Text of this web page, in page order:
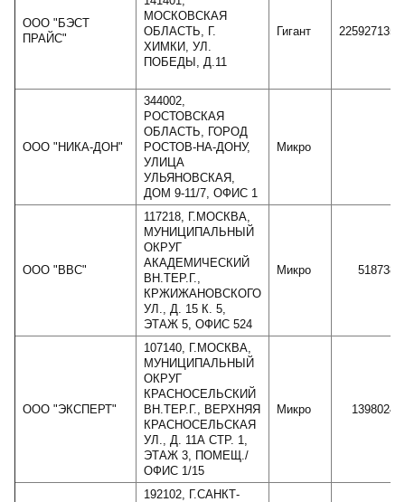
ООО "БЭСТ
ПРАЙС"
МОСКОВСКАЯ
ОБЛАСТЬ, Г.
ХИМКИ, УЛ.
ПОБЕДЫ, Д.11
Гигант 225927135
ООО "НИКА-ДОН"
344002,
РОСТОВСКАЯ
ОБЛАСТЬ, ГОРОД
РОСТОВ-НА-ДОНУ,
УЛИЦА
УЛЬЯНОВСКАЯ,
ДОМ 9-11/7, ОФИС 1
Микро
ООО "ВВС"
117218, Г.МОСКВА,
МУНИЦИПАЛЬНЫЙ
ОКРУГ
АКАДЕМИЧЕСКИЙ
ВН.ТЕР.Г.,
КРЖИЖАНОВСКОГО
УЛ., Д. 15 К. 5,
ЭТАЖ 5, ОФИС 524
Микро 518738
ООО "ЭКСПЕРТ"
107140, Г.МОСКВА,
МУНИЦИПАЛЬНЫЙ
ОКРУГ
КРАСНОСЕЛЬСКИЙ
ВН.ТЕР.Г., ВЕРХНЯЯ
КРАСНОСЕЛЬСКАЯ
УЛ., Д. 11А СТР. 1,
ЭТАЖ 3, ПОМЕЩ./
ОФИС 1/15
Микро 1398024
192102, Г.САНКТ-